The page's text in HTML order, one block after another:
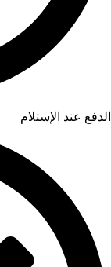
الدفع عند الإستلام